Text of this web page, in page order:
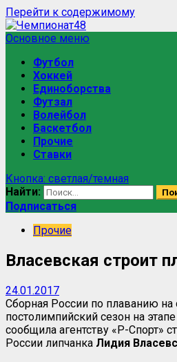
Перейти к содержимому
Основное меню
Футбол
Хоккей
Единоборства
Футзал
Волейбол
Баскетбол
Прочие
Ставки
Кнопка: светлая/темная
Найти:
Подписаться
Прочие
Власевская строит
24.01.2017
Сборная России по плаванию на
постолимпийский сезон на
сообщила агентству «Р-Спорт»
России липчанка Лидия